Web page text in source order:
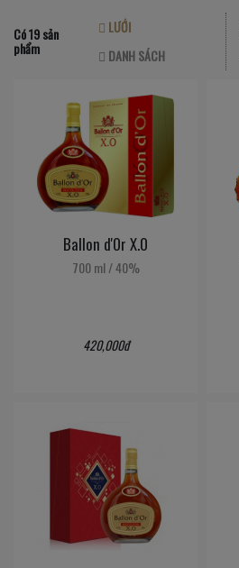
Có 19 sản
phẩm
LƯỚI
DANH SÁCH
Ballon d'Or X.O
700 ml /40%
420,000đ